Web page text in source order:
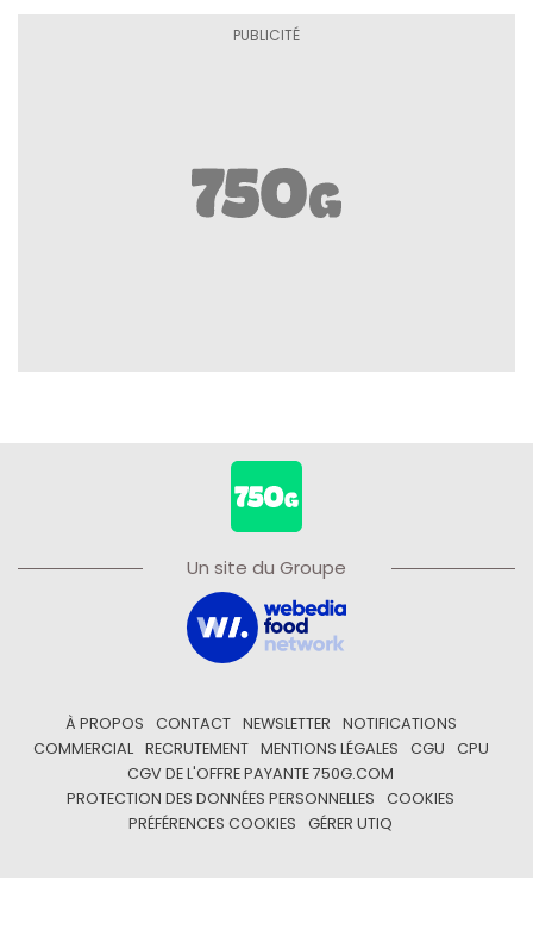
Un site du Groupe
À PROPOS CONTACT NEWSLETTER
NOTIFICATIONS
COMMERCIAL
RECRUTEMENT MENTIONS LÉGALES CGU
CPU
CGV DE L'OFFRE PAYANTE 750G.COM
PROTECTION DES DONNÉES PERSONNELLES
COOKIES
PRÉFÉRENCES COOKIES
GÉRER UTIQ